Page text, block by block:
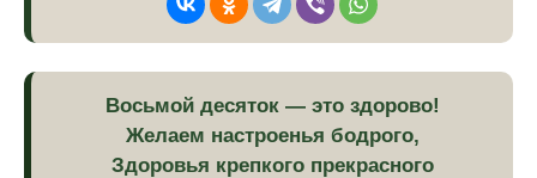
Восьмой десяток — это здорово!
Желаем настроенья бодрого,
Здоровья крепкого прекрасного